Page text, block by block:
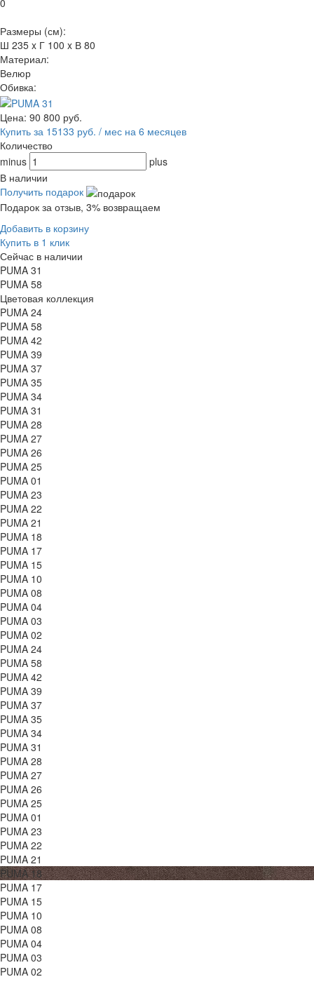
0
Размеры (см):
Ш 235 x Г 100 x В 80
Материал:
Велюр
Обивка:
Цена: 90 800 руб.
Купить за 15133 руб. / мес на 6 месяцев
Количество
minus
plus
В наличии
Получить подарок
Подарок за отзыв, 3% возвращаем
Добавить в корзину
Купить в 1 клик
Сейчас в наличии
PUMA 31
PUMA 58
Цветовая коллекция
PUMA 24
PUMA 58
PUMA 42
PUMA 39
PUMA 37
PUMA 35
PUMA 34
PUMA 31
PUMA 28
PUMA 27
PUMA 26
PUMA 25
PUMA 01
PUMA 23
PUMA 22
PUMA 21
PUMA 18
PUMA 17
PUMA 15
PUMA 10
PUMA 08
PUMA 04
PUMA 03
PUMA 02
PUMA 24
PUMA 58
PUMA 42
PUMA 39
PUMA 37
PUMA 35
PUMA 34
PUMA 31
PUMA 28
PUMA 27
PUMA 26
PUMA 25
PUMA 01
PUMA 23
PUMA 22
PUMA 21
PUMA 18
PUMA 17
PUMA 15
PUMA 10
PUMA 08
PUMA 04
PUMA 03
PUMA 02